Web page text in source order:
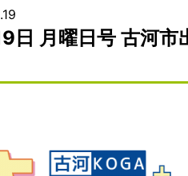
日 月曜日号 古河